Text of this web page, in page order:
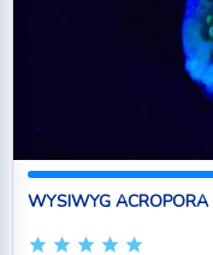
WYSIWYG ACROPORA